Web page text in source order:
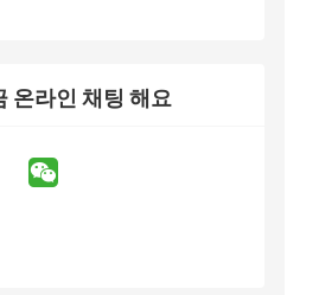
온라인 채팅 해요